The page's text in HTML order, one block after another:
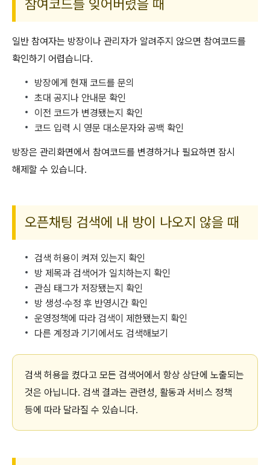
참여코드를 잊어버렸을 때
일반 참여자는 방장이나 관리자가 알려주지 않으면 참여코드를
확인하기 어렵습니다.
방장에게 현재 코드를 문의
초대 공지나 안내문 확인
이전 코드가 변경됐는지 확인
코드 입력 시 영문 대소문자와 공백 확인
방장은 관리화면에서 참여코드를 변경하거나 필요하면 잠시
해제할 수 있습니다.
오픈채팅 검색에 내 방이 나오지 않을 때
검색 허용이 켜져 있는지 확인
방 제목과 검색어가 일치하는지 확인
관심 태그가 저장됐는지 확인
방 생성·수정 후 반영시간 확인
운영정책에 따라 검색이 제한됐는지 확인
다른 계정과 기기에서도 검색해보기
검색 허용을 켰다고 모든 검색어에서 항상 상단에 노출되는
것은 아닙니다. 검색 결과는 관련성, 활동과 서비스 정책
등에 따라 달라질 수 있습니다.